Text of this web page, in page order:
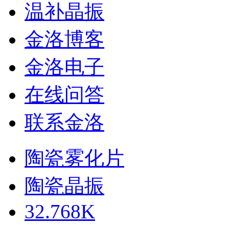
温补晶振
金洛博客
金洛电子
在线问答
联系金洛
陶瓷雾化片
陶瓷晶振
32.768K